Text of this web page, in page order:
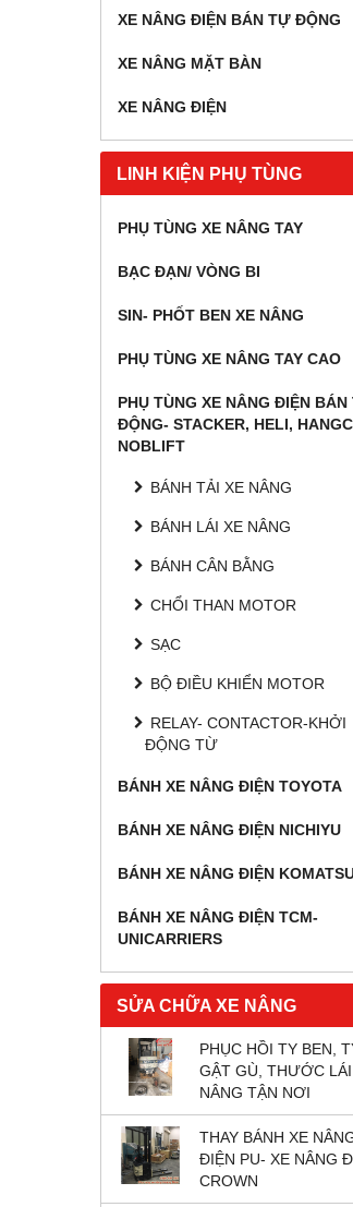
XE NÂNG ĐIỆN BÁN TỰ ĐỘNG
XE NÂNG MẶT BÀN
XE NÂNG ĐIỆN
LINH KIỆN PHỤ TÙNG
PHỤ TÙNG XE NÂNG TAY
BẠC ĐẠN/ VÒNG BI
SIN- PHỐT BEN XE NÂNG
PHỤ TÙNG XE NÂNG TAY CAO
PHỤ TÙNG XE NÂNG ĐIỆN BÁN
ĐỘNG- STACKER, HELI,
NOBLIFT
BÁNH TẢI XE NÂNG
BÁNH LÁI XE NÂNG
BÁNH CÂN BẰNG
CHỔI THAN MOTOR
SẠC
BỘ ĐIỀU KHIỂN MOTOR
RELAY- CONTACTOR-KHỞI
ĐỘNG TỪ
BÁNH XE NÂNG ĐIỆN TOYOTA
BÁNH XE NÂNG ĐIỆN NICHIYU
BÁNH XE NÂNG ĐIỆN
BÁNH XE NÂNG ĐIỆN TCM-
UNICARRIERS
SỬA CHỮA XE NÂNG
PHỤC HỒI TY BEN,
GẬT GÙ, THƯỚC
NÂNG TẬN NƠI
THAY BÁNH XE
ĐIỆN PU- XE NÂNG
CROWN